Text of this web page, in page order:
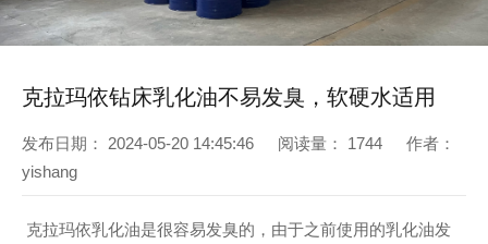
克拉玛依钻床乳化油不易发臭，软硬水适用
发布日期： 2024-05-20 14:45:46 阅读量： 1744
作者：
yishang
克拉玛依乳化油是很容易发臭的，由于之前使用的乳化油发